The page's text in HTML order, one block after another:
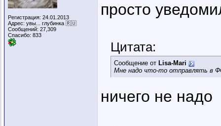
Регистрация: 24.01.2013
Адрес: увы... глубинка 🇷🇺
Сообщений: 27,309
Спасибо: 833
просто
Цитата:
Сообщение от Lisa-Mari
Мне надо что-то отправлять в
ничего не надо